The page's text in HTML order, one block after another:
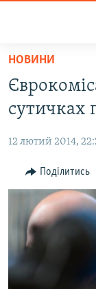
Перейти
основного
матеріалу
Перейти
до
навігації
Перейти
пошуку
ВОДА.КРИМ
ВІДЕО ТА ФОТО
ПОЛІТИКА
БЛОГИ
ПОГЛЯД
ІНТЕРВ'Ю
ВСЕ ЗА ДЕНЬ
СПЕЦПРОЕКТИ
НОВИНИ
сутичках
12 лютий 2014,
Поділитись